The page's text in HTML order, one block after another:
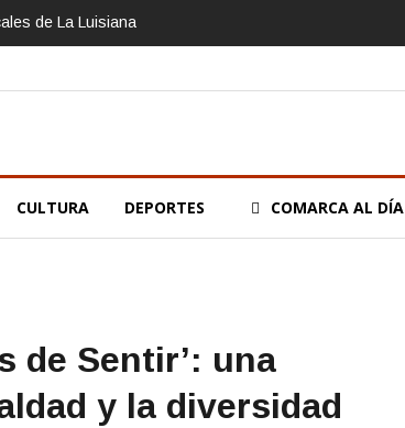
de La Luisiana
CULTURA DEPORTES COMARCA AL DÍA
de Sentir’: una
y la diversidad